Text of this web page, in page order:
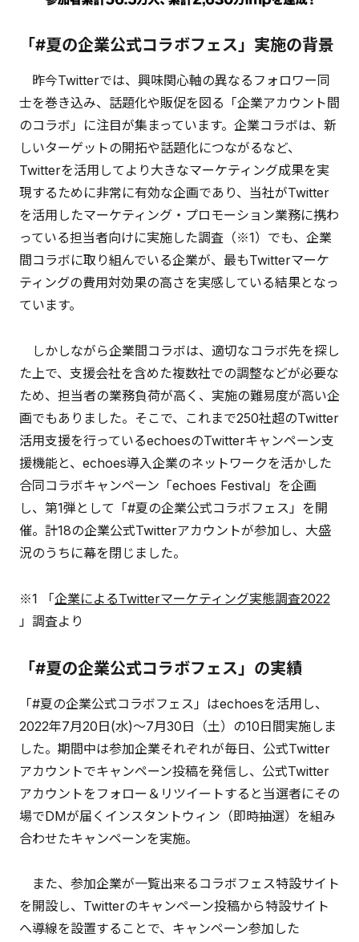
「#夏の企業公式コラボフェス」実施の背景
昨今Twitterでは、興味関心軸の異なるフォロワー同
士を巻き込み、話題化や販促を図る「企業アカウント間
のコラボ」に注目が集まっています。企業コラボは、新
しいターゲットの開拓や話題化につながるなど、
Twitterを活用してより大きなマーケティング成果を実
現するために非常に有効な企画であり、当社がTwitter
を活用したマーケティング・プロモーション業務に携わ
っている担当者向けに実施した調査（※1）でも、企業
間コラボに取り組んでいる企業が、最もTwitterマーケ
ティングの費用対効果の高さを実感している結果となっ
ています。
しかしながら企業間コラボは、適切なコラボ先を探し
た上で、支援会社を含めた複数社での調整などが必要な
ため、担当者の業務負荷が高く、実施の難易度が高い企
画でもありました。そこで、これまで250社超のTwitter
活用支援を行っているechoesのTwitterキャンペーン支
援機能と、echoes導入企業のネットワークを活かした
合同コラボキャンペーン「echoes Festival」を企画
し、第1弾として「#夏の企業公式コラボフェス」を開
催。計18の企業公式Twitterアカウントが参加し、大盛
況のうちに幕を閉じました。
※1 「企業によるTwitterマーケティング実態調査2022
」調査より
「#夏の企業公式コラボフェス」の実績
「#夏の企業公式コラボフェス」はechoesを活用し、
2022年7月20日(水)〜7月30日（土）の10日間実施しま
した。期間中は参加企業それぞれが毎日、公式Twitter
アカウントでキャンペーン投稿を発信し、公式Twitter
アカウントをフォロー＆リツイートすると当選者にその
場でDMが届くインスタントウィン（即時抽選）を組み
合わせたキャンペーンを実施。
また、参加企業が一覧出来るコラボフェス特設サイト
を開設し、Twitterのキャンペーン投稿から特設サイト
へ導線を設置することで、キャンペーン参加した